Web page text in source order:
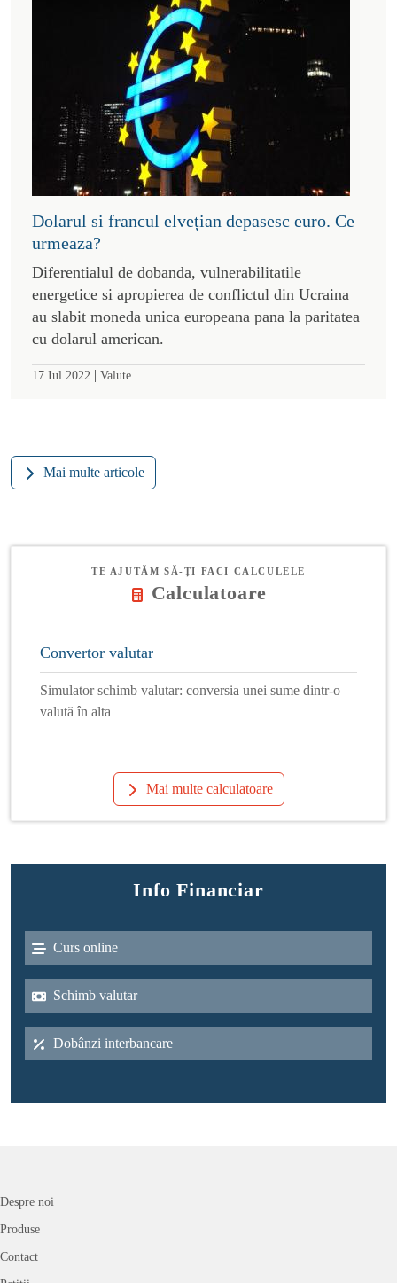
Dolarul si francul elvețian depasesc euro. Ce
urmeaza?
Diferentialul de dobanda, vulnerabilitatile
energetice si apropierea de conflictul din Ucraina
au slabit moneda unica europeana pana la paritatea
cu dolarul american.
17 Iul 2022 | Valute
Mai multe articole
TE AJUTĂM SĂ-ȚI FACI CALCULELE
Calculatoare
Convertor valutar
Simulator schimb valutar: conversia unei sume dintr-o
valută în alta
Mai multe calculatoare
Info Financiar
Curs online
Schimb valutar
Dobânzi interbancare
Despre noi
Produse
Contact